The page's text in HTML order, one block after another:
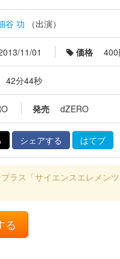
谷 功 （出演）
11/01 価格 400
42分44秒
発売 dZERO
シェアする はてブ
ラス「サイエンスエレメン
る